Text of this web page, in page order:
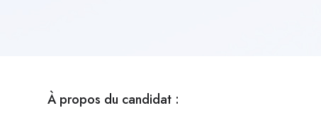
À propos du candidat :